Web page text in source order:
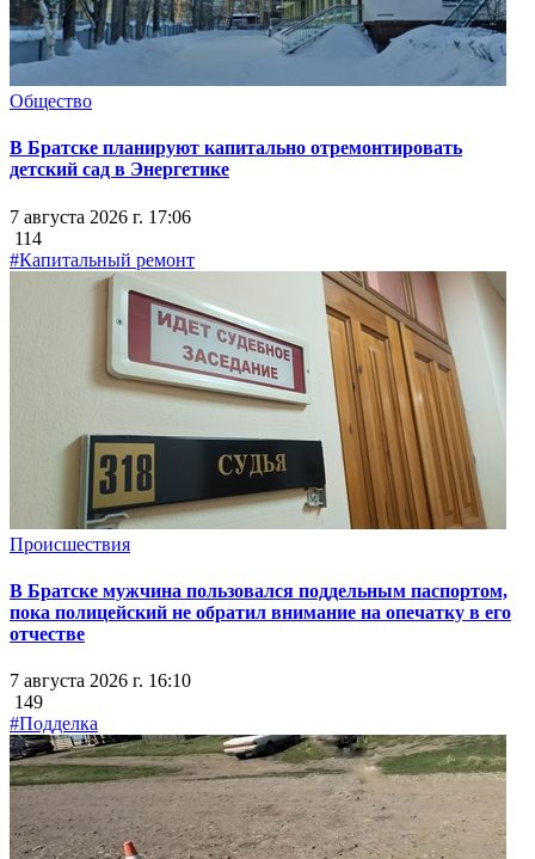
Общество
В Братске планируют капитально отремонтировать
детский сад в Энергетике
7 августа 2026 г. 17:06
114
#Капитальный ремонт
Происшествия
В Братске мужчина пользовался поддельным паспортом,
пока полицейский не обратил внимание на опечатку в его
отчестве
7 августа 2026 г. 16:10
149
#Подделка